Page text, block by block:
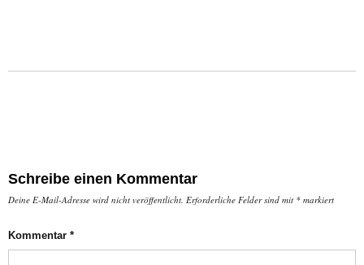
Schreibe einen Kommentar
Deine E-Mail-Adresse wird nicht veröffentlicht. Erforderliche Felder sind mit * markiert
Kommentar *